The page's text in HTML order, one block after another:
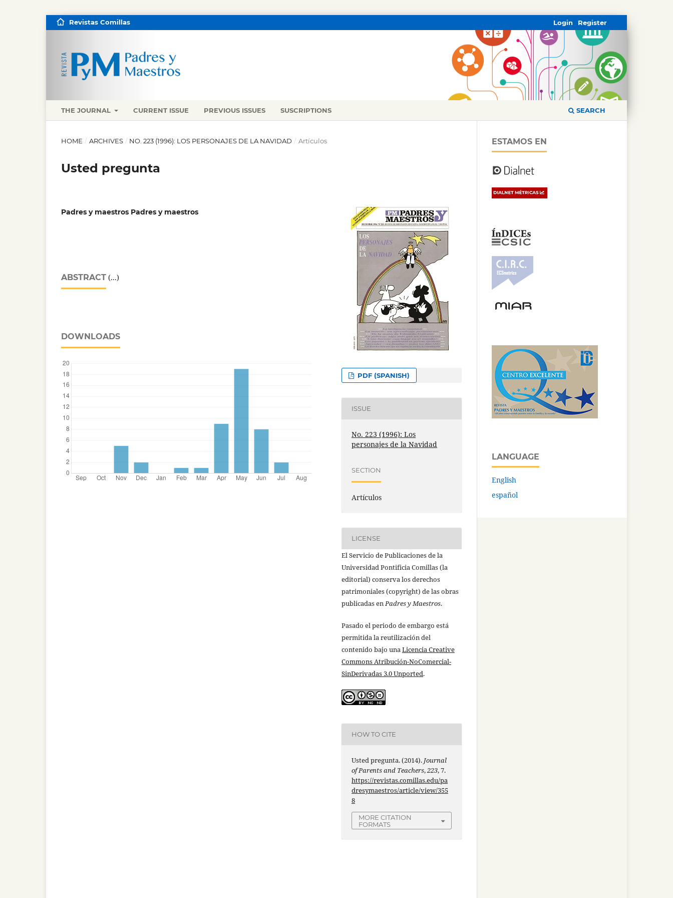
THE JOURNAL CURRENT ISSUE PREVIOUS ISSUES SUSCRIPTIONS SEARCH
Revistas Comillas Register
Login
HOME / ARCHIVES / NO. 223 (1996): LOS PERSONAJES DE LA NAVIDAD / Artículos
Usted pregunta
Padres y maestros Padres y maestros
ABSTRACT (...)
DOWNLOADS
PDF (SPANISH)
ISSUE
No. 223 (1996): Los
personajes de la Navidad
SECTION
Artículos
LICENSE
El Servicio de Publicaciones de la
Universidad Pontificia Comillas (la
editorial) conserva los derechos
patrimoniales (copyright) de las obras
publicadas enPadres y Maestros.
Pasado el periodo de embargo está
permitida la reutilización del
contenido bajo unaLicencia Creative
Commons Atribución-NoComercial-
SinDerivadas 3.0 Unported.
HOW TO CITE
Usted pregunta. (2014). Journal
of Parents and Teachers,223, 7.
https://revistas.comillas.edu/pa
dresymaestros/article/view/355
8
MORE CITATION
FORMATS
ESTAMOS EN
LANGUAGE
English
español